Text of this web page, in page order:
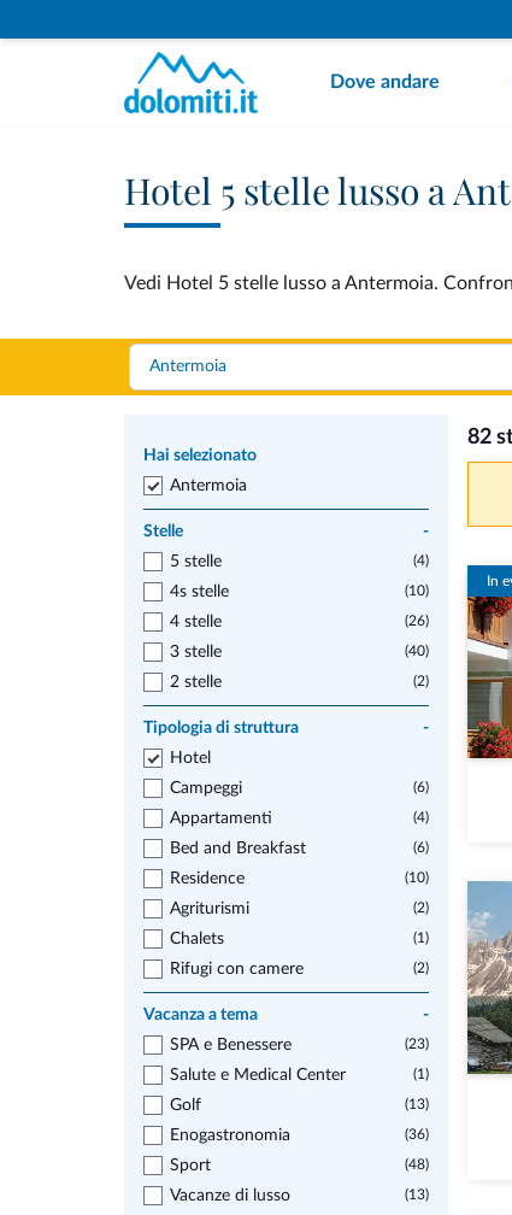
Dove andare
Hotel 5 stelle lusso a
Vedi Hotel 5 stelle lusso a Antermoia.
Hai selezionato
Antermoia
Stelle
-
5 stelle
(4)
4s stelle (10)
4 stelle (26)
3 stelle (40)
2 stelle (2)
Tipologia di struttura
-
Hotel
Campeggi
(6)
Appartamenti (4)
Bed and Breakfast (6)
Residence (10)
Agriturismi (2)
Chalets (1)
Rifugi con camere (2)
Vacanza a tema
-
SPA e Benessere
(23)
Salute e Medical Center (1)
Golf (13)
Enogastronomia (36)
Sport (48)
Vacanze di lusso (13)
82
In